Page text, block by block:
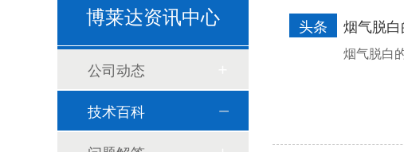
烟气脱
头条
烟气脱白
博莱达资讯中心
公司动态
技术百科